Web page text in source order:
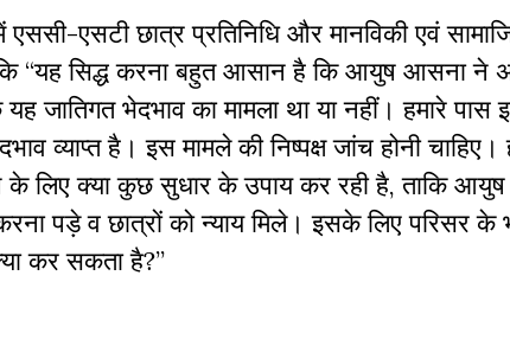
एसटी छात्र प्रतिनिधि और मानविकी एवं
कि “यह सिद्ध करना बहुत आसान है कि आयुष आसना
जातिगत भेदभाव का मामला था या नहीं। हमारे पास
व्याप्त है। इस मामले की निष्पक्ष जांच होनी
लिए क्या कुछ सुधार के उपाय कर रही है, ताकि आयुष
पड़े व छात्रों को न्याय मिले। इसके लिए परिसर के
कर सकता है?”